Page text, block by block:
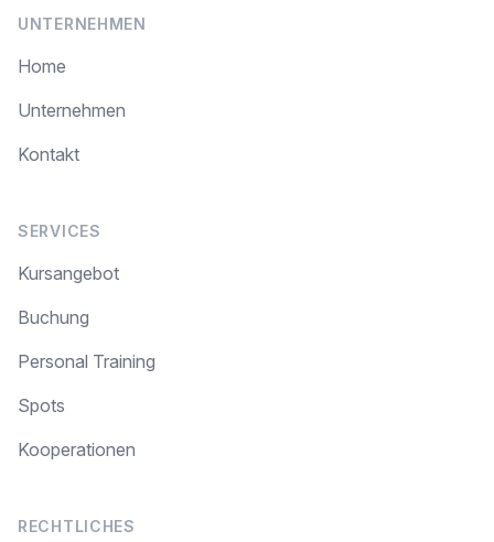
UNTERNEHMEN
Home
Unternehmen
Kontakt
SERVICES
Kursangebot
Buchung
Personal Training
Spots
Kooperationen
RECHTLICHES